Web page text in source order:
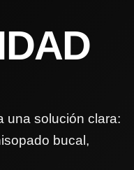
una solución clara:
bucal,